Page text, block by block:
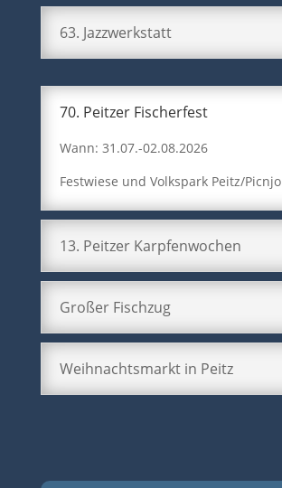
63. Jazzwerkstatt
70. Peitzer Fischerfest
Wann: 31.07.-02.08.2026
Festwiese und Volkspark Peitz/Picnjo
13. Peitzer Karpfenwochen
Großer Fischzug
Weihnachtsmarkt in Peitz